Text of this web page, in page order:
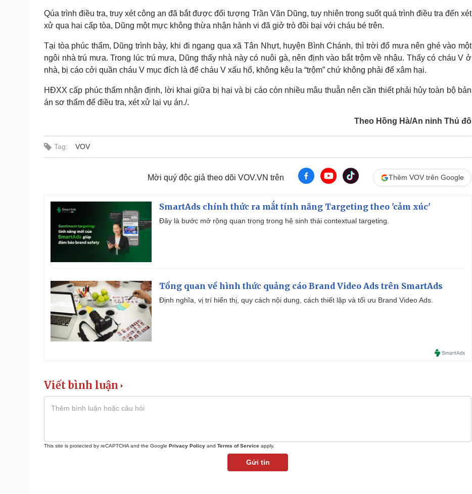
Qúa trình điều tra, truy xét công an đã bắt được đối tượng Trần Văn Dũng, tuy nhiên trong suốt quá trình điều tra đến xét
xử qua hai cấp tòa, Dũng một mực không thừa nhận hành vi đã giở trò đồi bại với cháu bé trên.
Tại tòa phúc thẩm, Dũng trình bày, khi đi ngang qua xã Tân Nhựt, huyện Bình Chánh, thì trời đổ mưa nên ghé vào một
ngôi nhà trú mưa. Trong lúc trú mưa, Dũng thấy nhà này có nuôi gà, nên định vào bắt trộm về nhậu. Thấy có cháu V ở
nhà, bị cáo cởi quần cháu V mục đích là để cháu V xấu hổ, không kêu la “trộm” chứ không phải để xâm hại.
HĐXX cấp phúc thẩm nhận định, lời khai giữa bị hại và bị cáo còn nhiều mâu thuẫn nên cần thiết phải hủy toàn bộ bản
án sơ thẩm để điều tra, xét xử lại vụ án./.
Theo Hồng Hà/An ninh Thủ đô
Tag: VOV
Mời quý độc giả theo dõi VOV.VN trên Thêm VOV trên Google
SmartAds chính thức ra mắt tính năng Targeting theo 'cảm xúc'
Đây là bước mở rộng quan trọng trong hệ sinh thái contextual targeting.
Tổng quan về hình thức quảng cáo Brand Video Ads trên SmartAds
Định nghĩa, vị trí hiển thị, quy cách nội dung, cách thiết lập và tối ưu Brand Video Ads.
Viết bình luận
This site is protected by reCAPTCHA and the Google Privacy Policy and Terms of Service apply.
Gửi tin